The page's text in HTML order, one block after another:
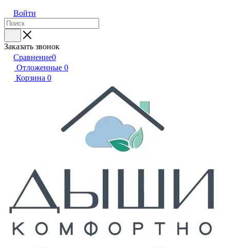
Войти
Заказать звонок
Сравнение0
Отложенные 0
Корзина 0